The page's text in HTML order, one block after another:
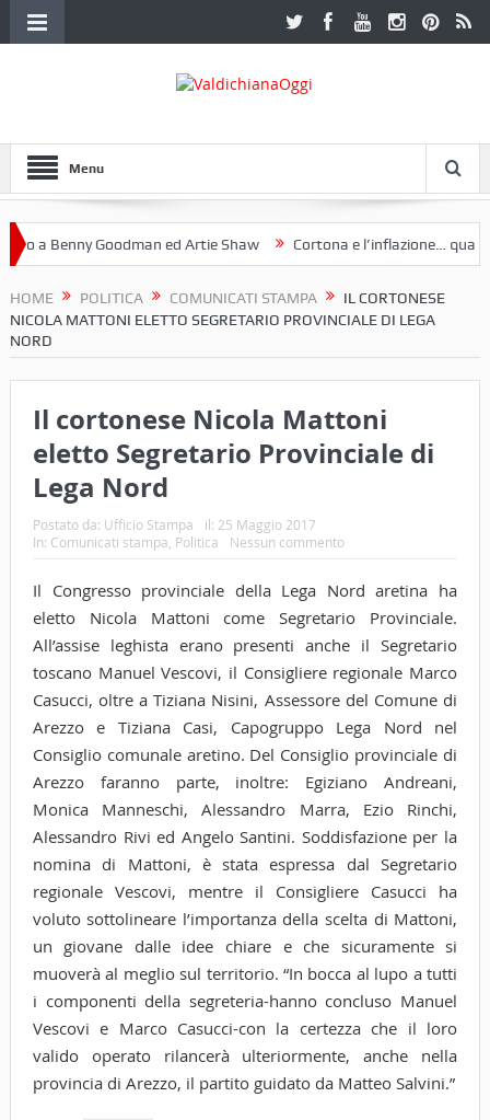
Menu
a Benny Goodman ed Artie Shaw Cortona e l’inflazione…
HOME POLITICA COMUNICATI STAMPA
IL CORTONESE
NICOLA MATTONI ELETTO SEGRETARIO PROVINCIALE DI LEGA
NORD
Il cortonese Nicola Mattoni
eletto Segretario Provinciale di
Lega Nord
Postato da: Ufficio Stampa il: 25 Maggio 2017
In: Comunicati stampa Politica Nessun commento
Il Congresso provinciale della Lega Nord aretina ha
eletto Nicola Mattoni come Segretario Provinciale.
All’assise leghista erano presenti anche il Segretario
toscano Manuel Vescovi, il Consigliere regionale Marco
Casucci, oltre a Tiziana Nisini, Assessore del Comune di
Arezzo e Tiziana Casi, Capogruppo Lega Nord nel
Consiglio comunale aretino. Del Consiglio provinciale di
Arezzo faranno parte, inoltre: Egiziano Andreani,
Monica Manneschi, Alessandro Marra, Ezio Rinchi,
Alessandro Rivi ed Angelo Santini. Soddisfazione per la
nomina di Mattoni, è stata espressa dal Segretario
regionale Vescovi, mentre il Consigliere Casucci ha
voluto sottolineare l’importanza della scelta di Mattoni,
un giovane dalle idee chiare e che sicuramente si
muoverà al meglio sul territorio. “In bocca al lupo a tutti
i componenti della segreteria-hanno concluso Manuel
Vescovi e Marco Casucci-con la certezza che il loro
valido operato rilancerà ulteriormente, anche nella
provincia di Arezzo, il partito guidato da Matteo Salvini.”